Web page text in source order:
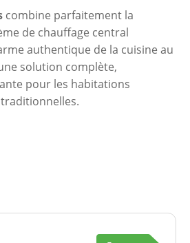
combine parfaitement la
de chauffage central
authentique de la cuisine au
solution complète,
pour les habitations